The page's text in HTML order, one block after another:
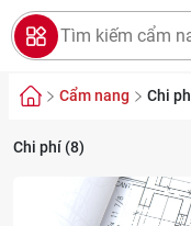
Cẩm nang Chi
Chi phí (8)